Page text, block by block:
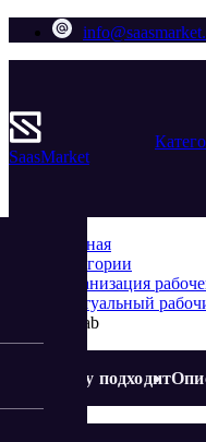
SaasMarket
Главная
Категории
Организация
Виртуальный
Vmlab
Кому подходит